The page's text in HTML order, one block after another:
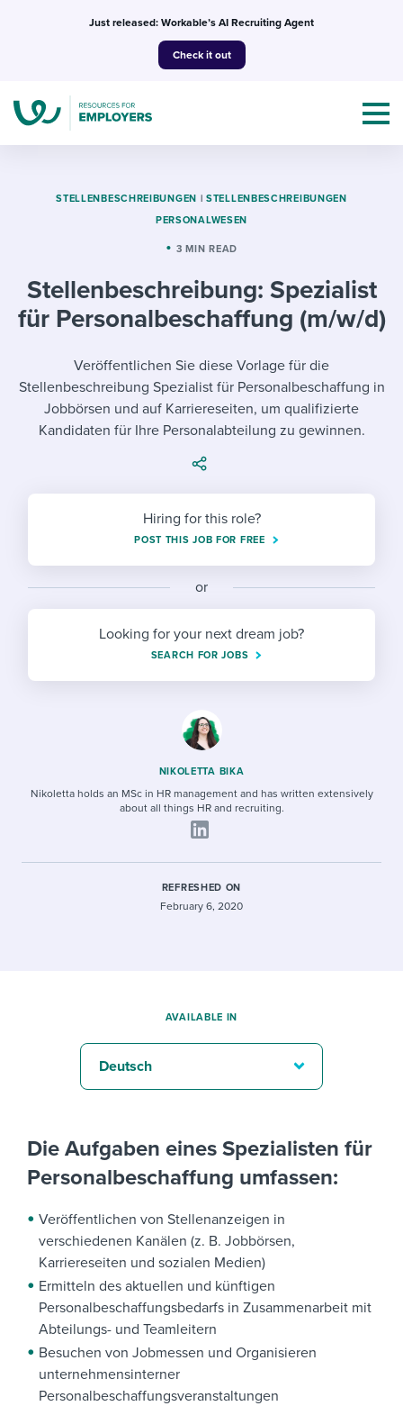
Just released: Workable’s AI Recruiting Agent
Check it out
Topics
Mobilizing AI in my work
Evaluating candidates
Working together with others
Maintaining hiring pipelines
Developing & retaining people
Ensuring compliance
Finding and attracting people
Establishing an employer brand
Candidate/employee experiences
Templates & Guides
Job description templates
Policy templates
Onboarding checklists
Step-by-step tutorials
Free ebooks & reports
HR terms
I’m a jobseeker
I WANT TO LEARN ABOUT...
Pay & benefits
Career development
Modern working life
Overall career resources
Attend webinars & events
Workable customer stories
Explore Workable
Request a demo
Start a free trial
STELLENBESCHREIBUNGEN | STELLENBESCHREIBUNGEN
PERSONALWESEN
3 MIN READ
Stellenbeschreibung: Spezialist
für Personalbeschaffung (m/w/d)
Veröffentlichen Sie diese Vorlage für die
Stellenbeschreibung Spezialist für Personalbeschaffung in
Jobbörsen und auf Karriereseiten, um qualifizierte
Kandidaten für Ihre Personalabteilung zu gewinnen.
Hiring for this role?
POST THIS JOB FOR FREE
or
Looking for your next dream job?
SEARCH FOR JOBS
NIKOLETTA BIKA
Nikoletta holds an MSc in HR management and has written extensively
about all things HR and recruiting.
REFRESHED ON
February 6, 2020
Die Aufgaben eines Spezialisten für
Personalbeschaffung umfassen:
Veröffentlichen von Stellenanzeigen in
verschiedenen Kanälen (z. B. Jobbörsen,
Karriereseiten und sozialen Medien)
Ermitteln des aktuellen und künftigen
Personalbeschaffungsbedarfs in Zusammenarbeit mit
Abteilungs- und Teamleitern
Besuchen von Jobmessen und Organisieren
unternehmensinterner
Personalbeschaffungsveranstaltungen
AVAILABLE IN
Deutsch